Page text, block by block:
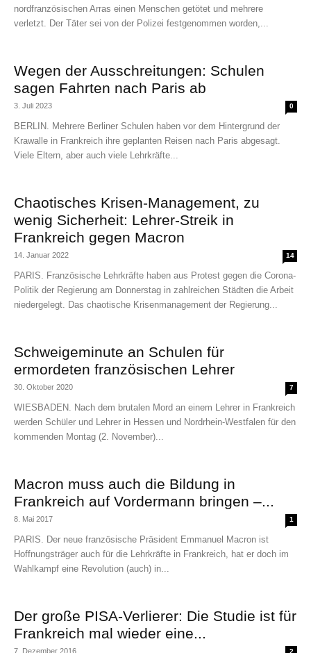
nordfranzösischen Arras einen Menschen getötet und mehrere
verletzt. Der Täter sei von der Polizei festgenommen worden,...
Wegen der Ausschreitungen: Schulen
sagen Fahrten nach Paris ab
3. Juli 2023 0
BERLIN. Mehrere Berliner Schulen haben vor dem Hintergrund der
Krawalle in Frankreich ihre geplanten Reisen nach Paris abgesagt.
Viele Eltern, aber auch viele Lehrkräfte...
Chaotisches Krisen-Management, zu
wenig Sicherheit: Lehrer-Streik in
Frankreich gegen Macron
14. Januar 2022 14
PARIS. Französische Lehrkräfte haben aus Protest gegen die Corona-
Politik der Regierung am Donnerstag in zahlreichen Städten die Arbeit
niedergelegt. Das chaotische Krisenmanagement der Regierung...
Schweigeminute an Schulen für
ermordeten französischen Lehrer
30. Oktober 2020 7
WIESBADEN. Nach dem brutalen Mord an einem Lehrer in Frankreich
werden Schüler und Lehrer in Hessen und Nordrhein-Westfalen für den
kommenden Montag (2. November)...
Macron muss auch die Bildung in
Frankreich auf Vordermann bringen –...
8. Mai 2017 1
PARIS. Der neue französische Präsident Emmanuel Macron ist
Hoffnungsträger auch für die Lehrkräfte in Frankreich, hat er doch im
Wahlkampf eine Revolution (auch) in...
Der große PISA-Verlierer: Die Studie ist für
Frankreich mal wieder eine...
7. Dezember 2016 2